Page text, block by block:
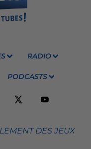
RADIO
PODCASTS
DES JEUX